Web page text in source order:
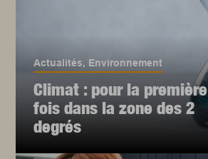
Actualités, Environnement
Climat : pour la première
fois dans la zone des 2
degrés